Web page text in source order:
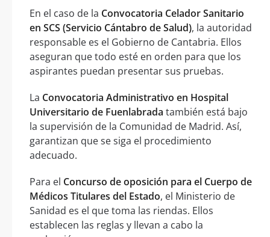
En el caso de la Convocatoria Celador Sanitario
en SCS (Servicio Cántabro de Salud), la autoridad
responsable es el Gobierno de Cantabria. Ellos
aseguran que todo esté en orden para que los
aspirantes puedan presentar sus pruebas.
La Convocatoria Administrativo en Hospital
Universitario de Fuenlabrada también está bajo
la supervisión de la Comunidad de Madrid. Así,
garantizan que se siga el procedimiento
adecuado.
Para el Concurso de oposición para el Cuerpo de
Médicos Titulares del Estado, el Ministerio de
Sanidad es el que toma las riendas. Ellos
establecen las reglas y llevan a cabo la